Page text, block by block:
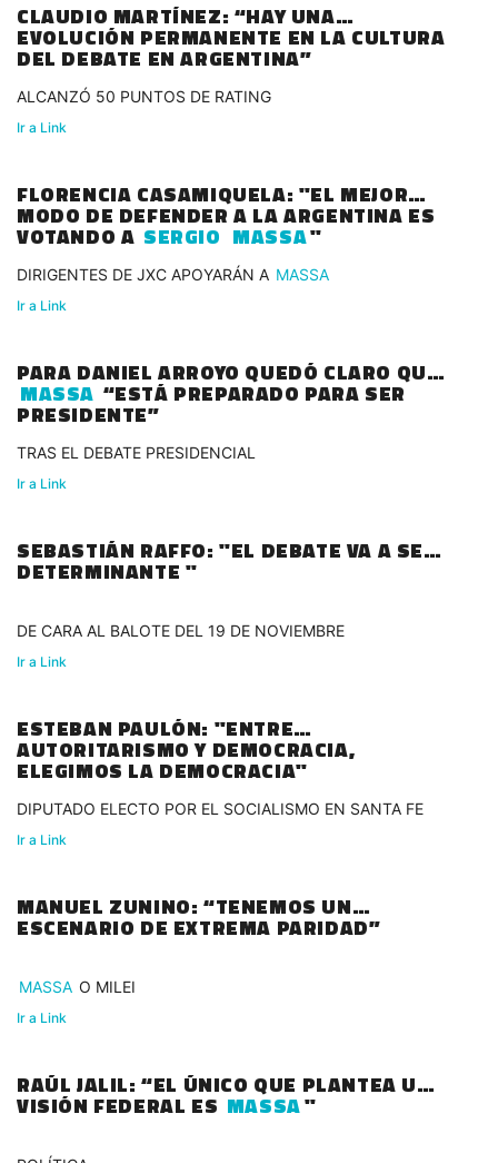
CLAUDIO MARTÍNEZ: “HAY UNA
EVOLUCIÓN PERMANENTE EN LA CULTURA
DEL DEBATE EN ARGENTINA”
ALCANZÓ 50 PUNTOS DE RATING
Ir a Link
FLORENCIA CASAMIQUELA: "EL MEJOR
MODO DE DEFENDER A LA ARGENTINA ES
VOTANDO A SERGIO MASSA"
DIRIGENTES DE JXC APOYARÁN A MASSA
Ir a Link
PARA DANIEL ARROYO QUEDÓ CLARO QUE
MASSA “ESTÁ PREPARADO PARA SER
PRESIDENTE”
TRAS EL DEBATE PRESIDENCIAL
Ir a Link
SEBASTIÁN RAFFO: "EL DEBATE VA A SER
DETERMINANTE "
DE CARA AL BALOTE DEL 19 DE NOVIEMBRE
Ir a Link
ESTEBAN PAULÓN: "ENTRE
AUTORITARISMO Y DEMOCRACIA,
ELEGIMOS LA DEMOCRACIA"
DIPUTADO ELECTO POR EL SOCIALISMO EN SANTA FE
Ir a Link
MANUEL ZUNINO: “TENEMOS UN
ESCENARIO DE EXTREMA PARIDAD”
MASSA O MILEI
Ir a Link
RAÚL JALIL: “EL ÚNICO QUE PLANTEA UNA
VISIÓN FEDERAL ES MASSA"